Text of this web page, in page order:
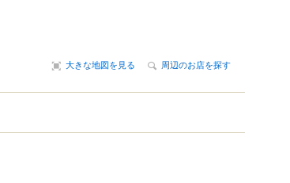
大きな地図を見る 周辺のお店を探す